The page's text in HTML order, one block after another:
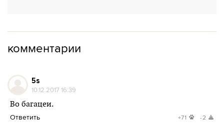
комментарии
5s
10.12.2017 16:39
Во багацеи.
Ответить +71 -2